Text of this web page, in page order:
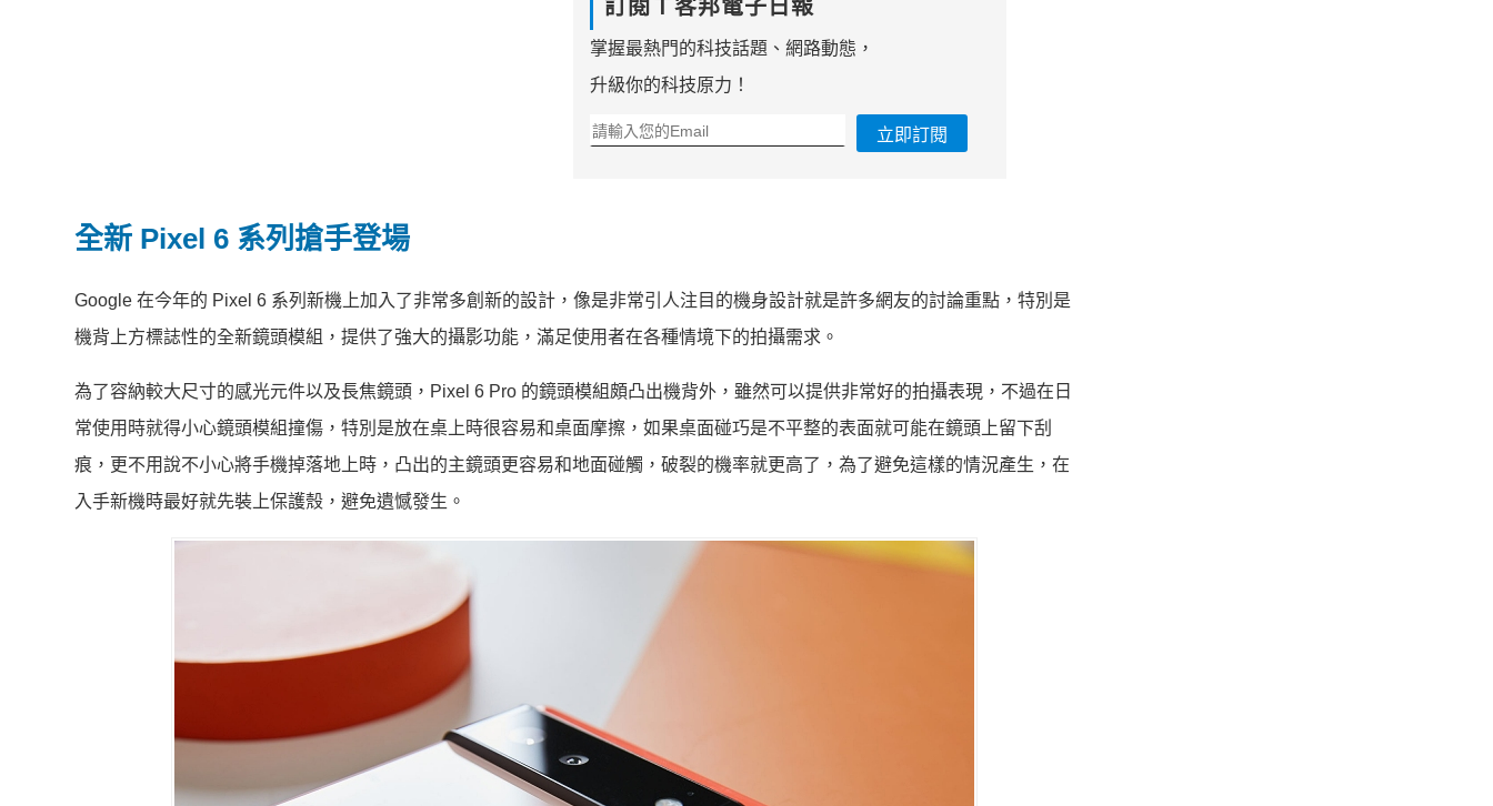
訂閱Ｔ客邦電子日報
掌握最熱門的科技話題、網路動態，
升級你的科技原力！
立即訂閱
全新 Pixel 6 系列搶手登場
Google 在今年的 Pixel 6 系列新機上加入了非常多創新的設計，像是非常引人注目的機身設計就是許多網友的討論重點，特別是
機背上方標誌性的全新鏡頭模組，提供了強大的攝影功能，滿足使用者在各種情境下的拍攝需求。
為了容納較大尺寸的感光元件以及長焦鏡頭，Pixel 6 Pro 的鏡頭模組頗凸出機背外，雖然可以提供非常好的拍攝表現，不過在日
常使用時就得小心鏡頭模組撞傷，特別是放在桌上時很容易和桌面摩擦，如果桌面碰巧是不平整的表面就可能在鏡頭上留下刮
痕，更不用說不小心將手機掉落地上時，凸出的主鏡頭更容易和地面碰觸，破裂的機率就更高了，為了避免這樣的情況產生，在
入手新機時最好就先裝上保護殼，避免遺憾發生。